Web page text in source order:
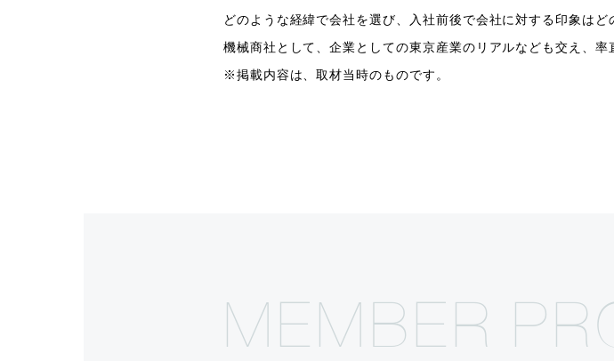
どのような経緯で会社を選び、 入社前後で会社に対する印象はど
機械商社として、企業としての東京産業の リアルなども交え、率
※掲載内容は、取材当時のものです。
MEMBER PR